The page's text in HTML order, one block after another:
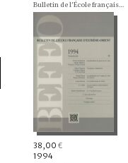
Bulletin de l'École française d'Extrême-Orient (BEFEO)
38,00 €
1994